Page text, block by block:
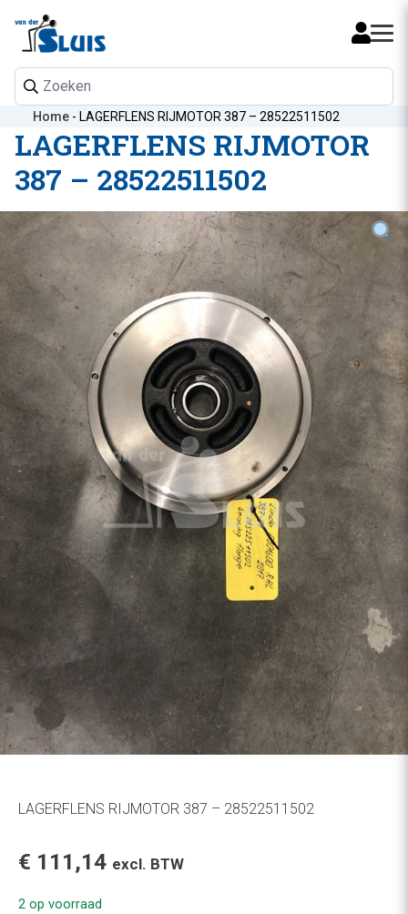
Mijn
Home - LAGERFLENS RIJMOTOR 387 – 28522511502
LAGERFLENS RIJMOTOR
387 – 28522511502
LAGERFLENS RIJMOTOR 387 – 28522511502
€ 111,14 excl. BTW
2 op voorraad